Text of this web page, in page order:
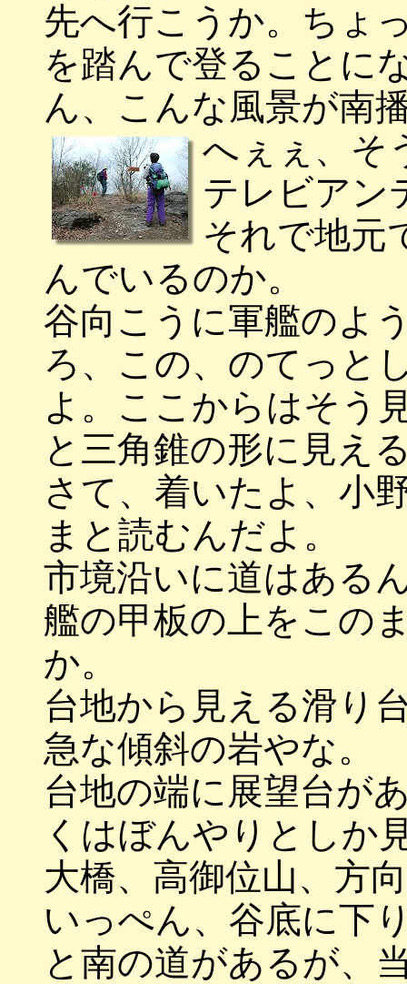
先へ行こうか。ちょ
を踏んで登ることに
ん、こんな風景が南
へぇぇ、そ
テレビアン
それで地元
んでいるのか。
谷向こうに軍艦のよ
ろ、この、のてっと
よ。ここからはそう
と三角錐の形に見え
さて、着いたよ、小
まと読むんだよ。
市境沿いに道はある
艦の甲板の上をこの
か。
台地から見える滑り
急な傾斜の岩やな。
台地の端に展望台が
くはぼんやりとしか
大橋、高御位山、方
いっぺん、谷底に下
と南の道があるが、